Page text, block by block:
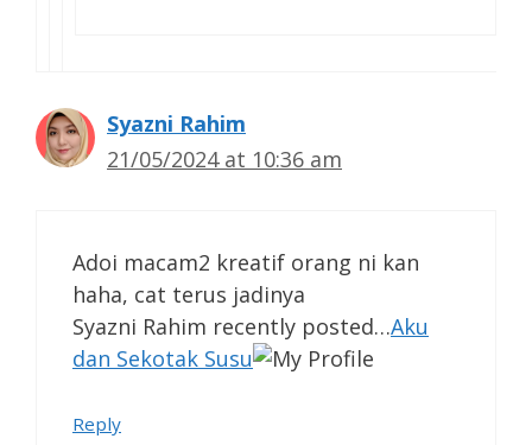
Syazni Rahim
21/05/2024 at 10:36 am
Adoi macam2 kreatif orang ni kan
haha, cat terus jadinya
Syazni Rahim recently posted…Aku
dan Sekotak Susu
Reply